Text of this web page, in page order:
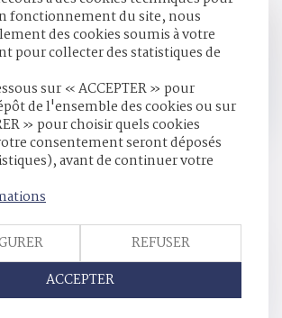
du divorce, l’ex-femme avait fait
mais avait limité l’appel aux
divorce, alors formé pour une demande
dont l'irrecevabilité pour
soulevée par l’ex-mari...
repose sur une
biologique
fiscale : le consentement est
les données stockées dans des serveurs
sur le véhicule d’un suspect
de la mesure
fonctionnement du site, nous
des cookies soumis à votre
pour collecter des statistiques de
sur « ACCEPTER » pour
de l'ensemble des cookies ou sur
» pour choisir quels cookies
consentement seront déposés
avant de continuer votre
REFUSER
ACCEPTER